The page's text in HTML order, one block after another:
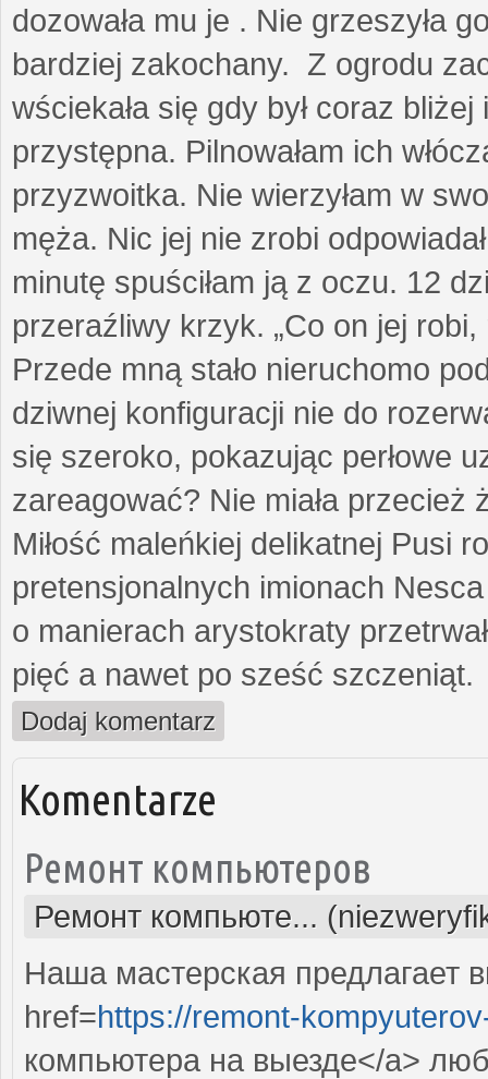
dozowała mu je . Nie grzeszyła
bardziej zakochany. Z ogrodu
wściekała się gdy był coraz
przystępna. Pilnowałam ich
przyzwoitka. Nie wierzyłam w
męża. Nic jej nie zrobi
minutę spuściłam ją z oczu. 12
przeraźliwy krzyk. „Co on jej
Przede mną stało nieruchomo
dziwnej konfiguracji nie do
się szeroko, pokazując perłowe
zareagować? Nie miała przecież
Miłość maleńkiej delikatnej Pusi
pretensjonalnych imionach
o manierach arystokraty
pięć a nawet po sześć szczeniąt.
Dodaj komentarz
Komentarze
Ремонт компьютеров
Ремонт компьюте...
Наша мастерская предлагает
href=https://remont-
компьютера на выезде</a>